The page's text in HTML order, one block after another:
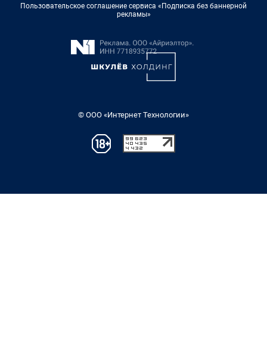
Пользовательское соглашение сервиса «Подписка без баннерной
рекламы»
© ООО «Интернет Технологии»